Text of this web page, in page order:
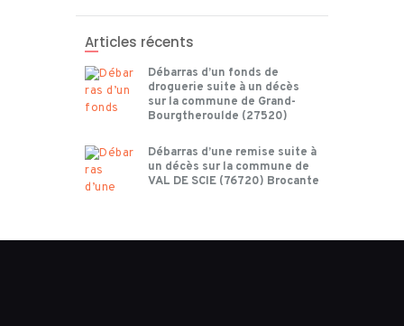
Articles récents
Débarras d’un fonds de
droguerie suite à un décès
sur la commune de Grand-
Bourgtheroulde (27520)
Débarras d’une remise suite à
un décès sur la commune de
VAL DE SCIE (76720) Brocante